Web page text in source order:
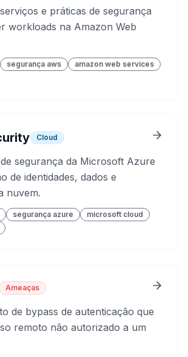
e práticas de segurança
workloads na Amazon Web
segurança aws
amazon web services
Cloud
segurança da Microsoft Azure
de identidades, dados e
nuvem.
segurança azure
microsoft cloud
Ameaças
de bypass de autenticação que
remoto não autorizado a um